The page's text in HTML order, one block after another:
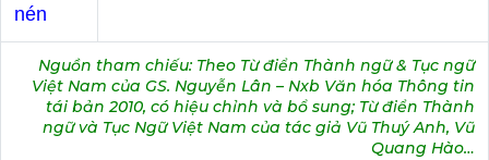
nén
Nguồn tham chiếu: Theo Từ điển Thành ngữ & Tục ngữ
Việt Nam của GS. Nguyễn Lân – Nxb Văn hóa Thông tin
tái bản 2010, có hiệu chỉnh và bổ sung; Từ điển Thành
ngữ và Tục Ngữ Việt Nam của tác giả Vũ Thuý Anh, Vũ
Quang Hào…